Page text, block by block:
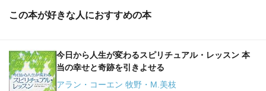
この本が好きな人におすすめの本
今日から人生が変わるスピリチュアル・レッスン 本
当の幸せと奇跡を引きよせる
アラン・コーエン 牧野・M.美枝